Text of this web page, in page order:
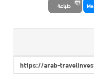
طباعة